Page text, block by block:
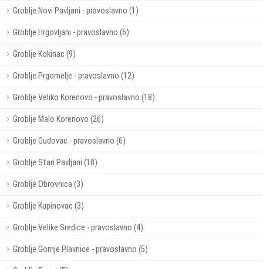
Groblje Novi Pavljani - pravoslavno (1)
Groblje Hrgovljani - pravoslavno (6)
Groblje Kokinac (9)
Groblje Prgomelje - pravoslavno (12)
Groblje Veliko Korenovo - pravoslavno (18)
Groblje Malo Korenovo (26)
Groblje Gudovac - pravoslavno (6)
Groblje Stari Pavljani (18)
Groblje Obrovnica (3)
Groblje Kupinovac (3)
Groblje Velike Sredice - pravoslavno (4)
Groblje Gornje Plavnice - pravoslavno (5)